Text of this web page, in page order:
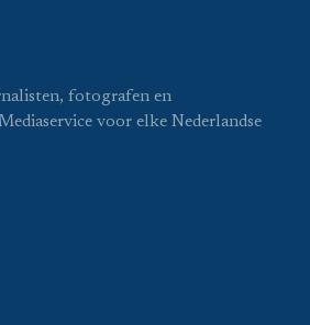
fotografen en
voor elke Nederlandse